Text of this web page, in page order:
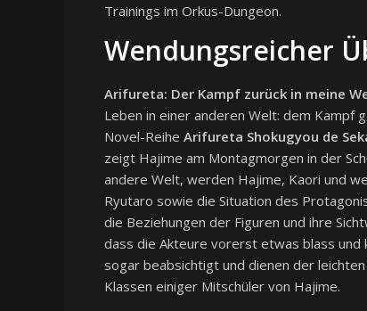
Trainings im Orkus-Dungeon.
Wendungsreicher
Arifureta: Der Kampf zurück in meine
Leben in einer anderen Welt: dem Kampf
Novel-Reihe Arifureta Shokugyou de
zeigt Hajime am Montagmorgen in der
andere Welt, werden Hajime, Kaori und
Ryutaro sowie die Situation des
die Beziehungen der Figuren und ihre
dass die Akteure vorerst etwas blass
sogar beabsichtigt und dienen der
Klassen einiger Mitschüler von Hajime.